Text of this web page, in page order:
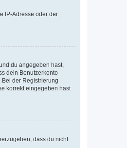
IP-Adresse oder der
du angegeben hast,
dein Benutzerkonto
der Registrierung
korrekt eingegeben hast
dass du nicht